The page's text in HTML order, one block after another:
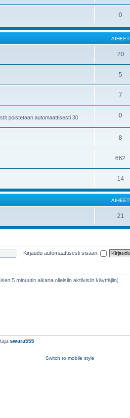
0
AIHEET
20
5
7
poistetaan automaattisesti 30
0
8
662
14
AIHEET
21
| Kirjaudu automaattisesti sisään.
5 minuutin aikana olleisiin aktiivisiin käyttäjiin)
swara555
Switch to mobile style